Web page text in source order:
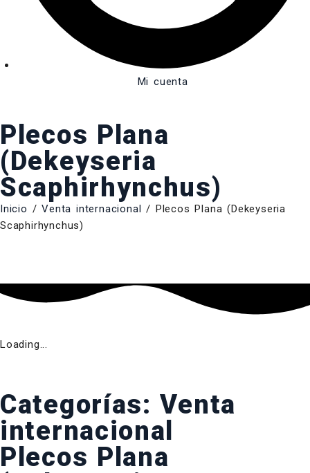
Mi cuenta
Plecos Plana
(Dekeyseria
Scaphirhynchus)
Inicio /Venta internacional
/ Plecos Plana (Dekeyseria
Scaphirhynchus)
Loading...
Categorías:Venta
internacional
Plecos Plana